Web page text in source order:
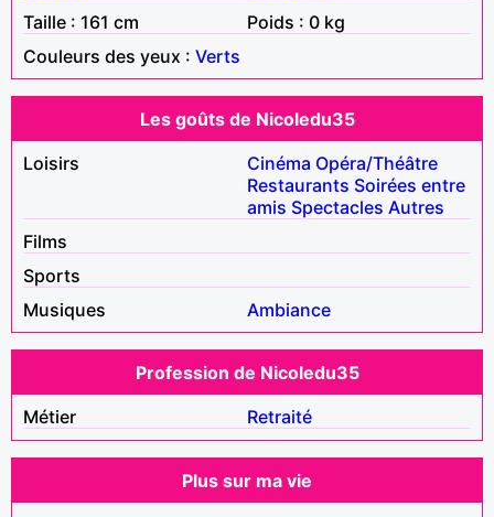
Taille : 161 cm
Poids : 0 kg
Couleurs des yeux : Verts
Les goûts de Nicoledu35
Loisirs
Cinéma Opéra/Théâtre
Restaurants Soirées entre
amis Spectacles Autres
Films
Sports
Musiques
Ambiance
Profession de Nicoledu35
Métier
Retraité
Plus sur ma vie